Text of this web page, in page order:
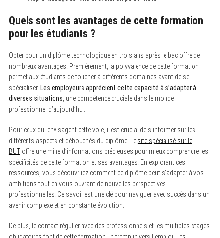
Quels sont les avantages de cette formation
pour les étudiants ?
Opter pour un diplôme technologique en trois ans après le bac offre de
nombreux avantages. Premièrement, la polyvalence de cette formation
permet aux étudiants de toucher à différents domaines avant de se
spécialiser. Les employeurs apprécient cette capacité à s’adapter à
diverses situations , une compétence cruciale dans le monde
professionnel d’aujourd’hui.
Pour ceux qui envisagent cette voie, il est crucial de s’informer sur les
différents aspects et débouchés du diplôme. Le site spécialisé sur le
BUToffre une mine d’informations précieuses pour mieux comprendre les
spécificités de cette formation et ses avantages. En explorant ces
ressources, vous découvrirez comment ce diplôme peut s’adapter à vos
ambitions tout en vous ouvrant de nouvelles perspectives
professionnelles. Ce savoir est une clé pour naviguer avec succès dans un
avenir complexe et en constante évolution.
De plus, le contact régulier avec des professionnels et les multiples stages